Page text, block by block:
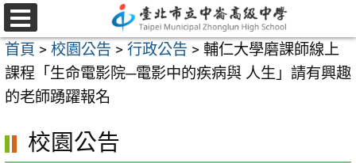
跳
至
主
要
內
區
選
單
首頁 > 校園公告 > 行政公告 > 輔仁大學磨課師線上
課程「生命電影院─電影中的疾病與 人生」請有興趣
的老師踴躍報名
校園公告